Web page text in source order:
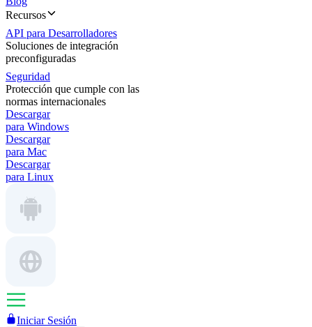
Recursos
API para Desarrolladores
Soluciones de integración
preconfiguradas
Seguridad
Protección que cumple con las
normas internacionales
Descargar
para Windows
Descargar
para Mac
Descargar
para Linux
Iniciar Sesión